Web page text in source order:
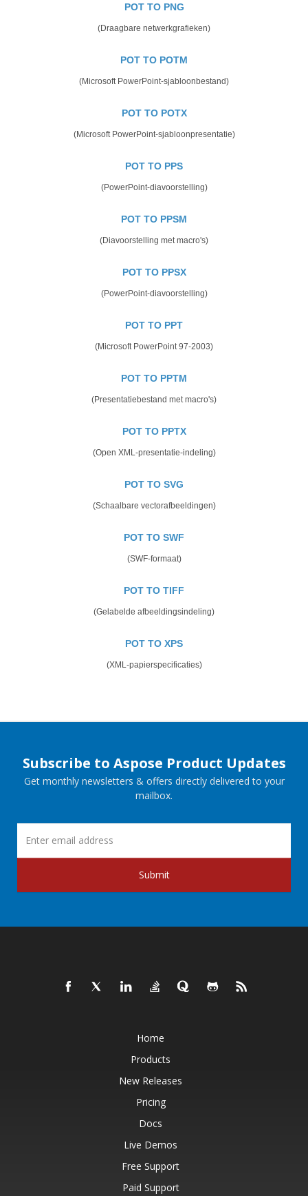
POT TO PNG
(Draagbare netwerkgrafieken)
POT TO POTM
(Microsoft PowerPoint-sjabloonbestand)
POT TO POTX
(Microsoft PowerPoint-sjabloonpresentatie)
POT TO PPS
(PowerPoint-diavoorstelling)
POT TO PPSM
(Diavoorstelling met macro's)
POT TO PPSX
(PowerPoint-diavoorstelling)
POT TO PPT
(Microsoft PowerPoint 97-2003)
POT TO PPTM
(Presentatiebestand met macro's)
POT TO PPTX
(Open XML-presentatie-indeling)
POT TO SVG
(Schaalbare vectorafbeeldingen)
POT TO SWF
(SWF-formaat)
POT TO TIFF
(Gelabelde afbeeldingsindeling)
POT TO XPS
(XML-papierspecificaties)
Subscribe to Aspose Product Updates
Get monthly newsletters & offers directly delivered to your
mailbox.
Submit
Home
Products
New Releases
Pricing
Docs
Live Demos
Free Support
Paid Support